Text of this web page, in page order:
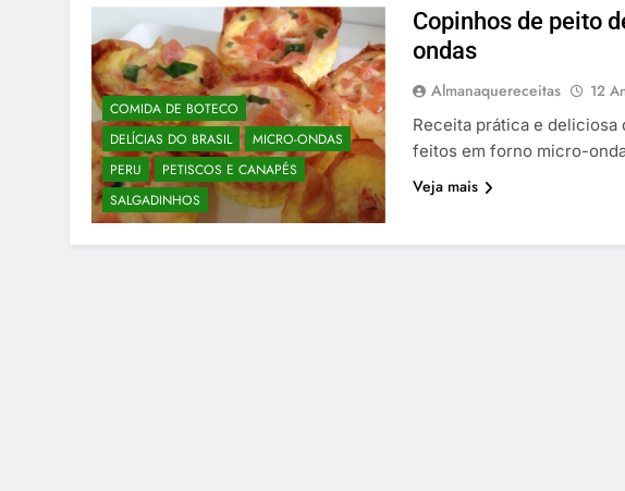
COMIDA DE BOTECO
DELÍCIAS DO BRASIL
MICRO-ONDAS
PERU
PETISCOS E CANAPÉS
SALGADINHOS
Copinhos de peito
ondas
Almanaquereceitas 12
Receita prática e
feitos em forno micro-
Veja mais